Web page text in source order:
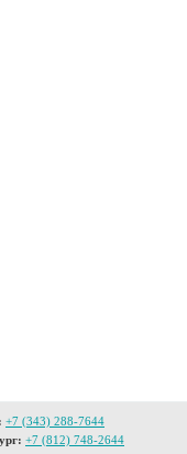
+7 (343) 288-7644
+7 (812) 748-2644